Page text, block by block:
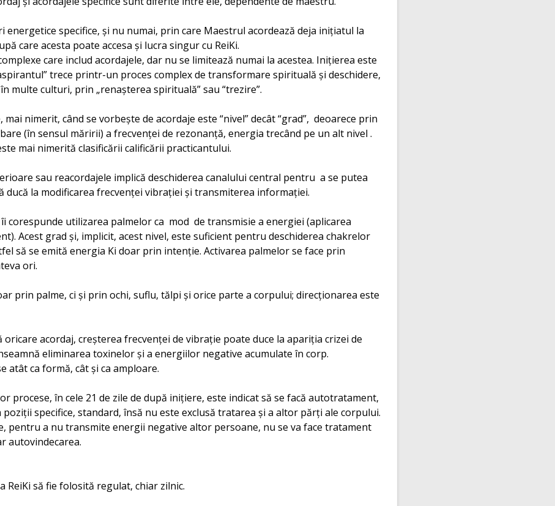
energetice specifice, şi nu numai, prin care Maestrul acordează deja iniţiatul la
care acesta poate accesa şi lucra singur cu ReiKi.
care includ acordajele, dar nu se limitează numai la acestea. Iniţierea este
trece printr-un proces complex de transformare spirituală şi deschidere,
multe culturi, prin „renaşterea spirituală” sau “trezire”.
nimerit, când se vorbeşte de acordaje este “nivel” decât “grad”, deoarece prin
(în sensul măririi) a frecvenţei de rezonanţă, energia trecând pe un alt nivel .
mai nimerită clasificării calificării practicantului.
sau reacordajele implică deschiderea canalului central pentru a se putea
ducă la modificarea frecvenţei vibraţiei şi transmiterea informaţiei.
corespunde utilizarea palmelor ca mod de transmisie a energiei (aplicarea
Acest grad şi, implicit, acest nivel, este suficient pentru deschiderea chakrelor
să se emită energia Ki doar prin intenţie. Activarea palmelor se face prin
ori.
prin palme, ci şi prin ochi, suflu, tălpi şi orice parte a corpului; direcţionarea este
acordaj, creşterea frecvenţei de vibraţie poate duce la apariţia crizei de
eliminarea toxinelor şi a energiilor negative acumulate în corp.
atât ca formă, cât şi ca amploare.
procese, în cele 21 de zile de după iniţiere, este indicat să se facă autotratament,
specifice, standard, însă nu este exclusă tratarea şi a altor părţi ale corpului.
pentru a nu transmite energii negative altor persoane, nu se va face tratament
autovindecarea.
ReiKi să fie folosită regulat, chiar zilnic.